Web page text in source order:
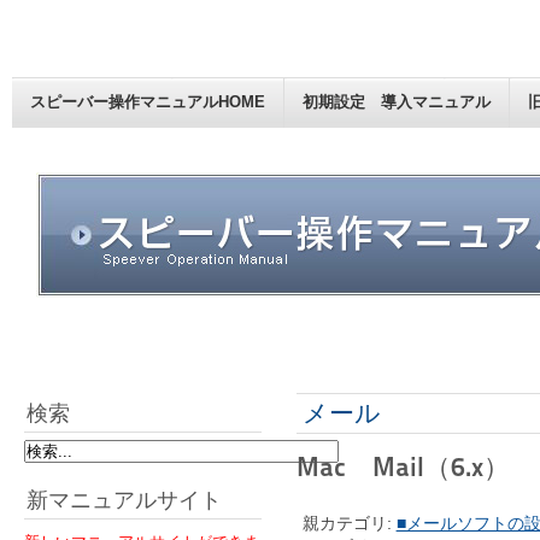
スピーバー操作マニュアルHOME 初期設定 導入マニュアル
検索
新マニュアルサイト
メール
Mac Mail（6.x）
親カテゴリ: ■メールソフトの